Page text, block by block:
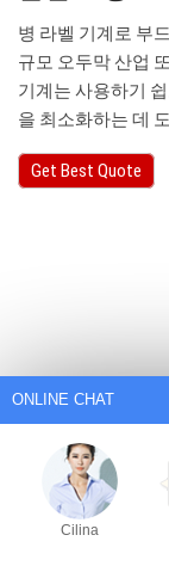
병 라벨 기계로 부
규모 오두막 산업
기계는 사용하기
을 최소화하는 데
Get Best Quote
Cilina